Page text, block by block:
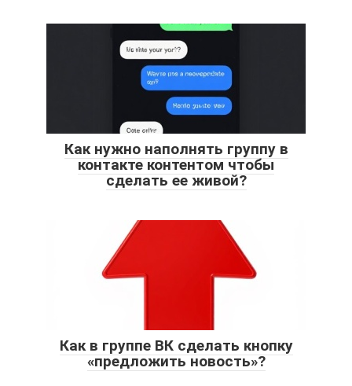
Как нужно наполнять группу в
контакте контентом чтобы
сделать ее живой?
Как в группе ВК сделать кнопку
«предложить новость»?